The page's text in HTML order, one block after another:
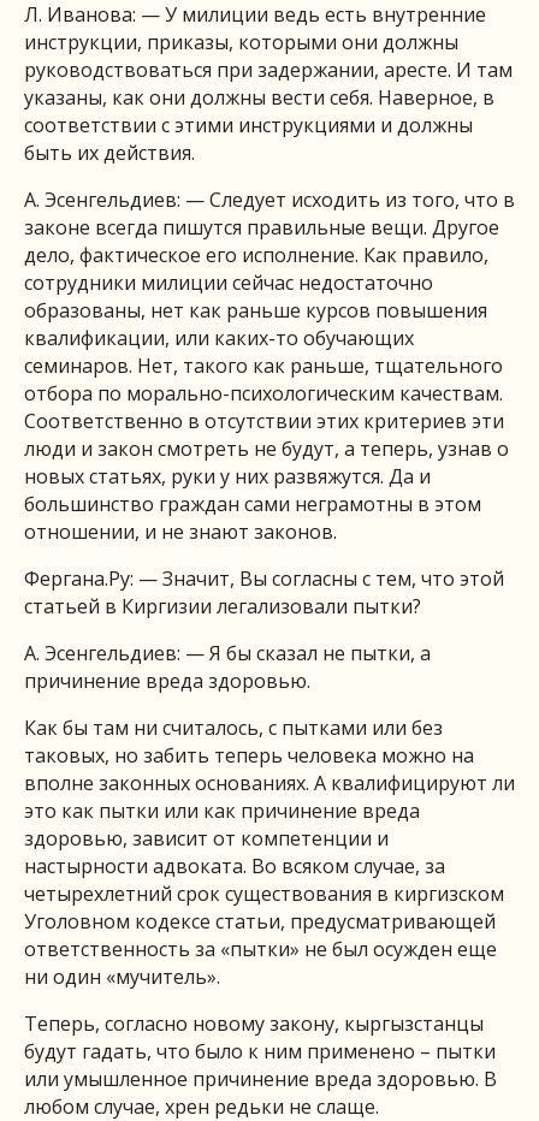
Л. Иванова: — У милиции ведь есть внутренние
инструкции, приказы, которыми они должны
руководствоваться при задержании, аресте. И там
указаны, как они должны вести себя. Наверное, в
соответствии с этими инструкциями и должны
быть их действия.
А. Эсенгельдиев: — Следует исходить из того, что в
законе всегда пишутся правильные вещи. Другое
дело, фактическое его исполнение. Как правило,
сотрудники милиции сейчас недостаточно
образованы, нет как раньше курсов повышения
квалификации, или каких-то обучающих
семинаров. Нет, такого как раньше, тщательного
отбора по морально-психологическим качествам.
Соответственно в отсутствии этих критериев эти
люди и закон смотреть не будут, а теперь, узнав о
новых статьях, руки у них развяжутся. Да и
большинство граждан сами неграмотны в этом
отношении, и не знают законов.
Фергана.Ру: — Значит, Вы согласны с тем, что этой
статьей в Киргизии легализовали пытки?
А. Эсенгельдиев: — Я бы сказал не пытки, а
причинение вреда здоровью.
Как бы там ни считалось, с пытками или без
таковых, но забить теперь человека можно на
вполне законных основаниях. А квалифицируют ли
это как пытки или как причинение вреда
здоровью, зависит от компетенции и
настырности адвоката. Во всяком случае, за
четырехлетний срок существования в киргизском
Уголовном кодексе статьи, предусматривающей
ответственность за «пытки» не был осужден еще
ни один «мучитель».
Теперь, согласно новому закону, кыргызстанцы
будут гадать, что было к ним применено – пытки
или умышленное причинение вреда здоровью. В
любом случае, хрен редьки не слаще.